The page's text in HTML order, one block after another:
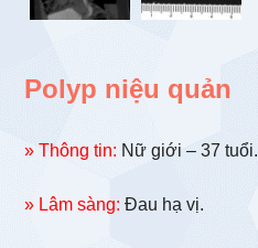
Polyp niệu quản
» Thông tin: Nữ giới – 37 tuổi.
» Lâm sàng: Đau hạ vị.